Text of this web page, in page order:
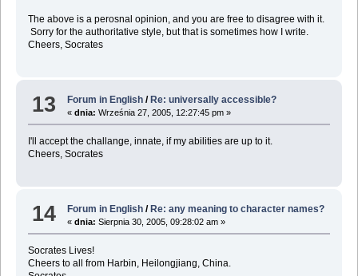
The above is a perosnal opinion, and you are free to disagree with it.
Sorry for the authoritative style, but that is sometimes how I write.
Cheers, Socrates
13 Forum in English / Re: universally accessible?
«dnia: Września 27, 2005, 12:27:45 pm »
I'll accept the challange, innate, if my abilities are up to it.
Cheers, Socrates
14 Forum in English / Re: any meaning to character names?
«dnia: Sierpnia 30, 2005, 09:28:02 am »
Socrates Lives!
Cheers to all from Harbin, Heilongjiang, China.